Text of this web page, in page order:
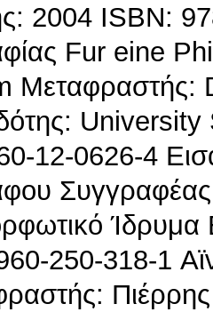
2004 ISBN:
Fur eine
Μεταφραστής:
12-0626-4
Ίδρυμα
250-318-1